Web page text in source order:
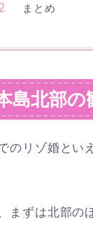
まとめ
島北部の
のリゾ婚とい
まずは北部の